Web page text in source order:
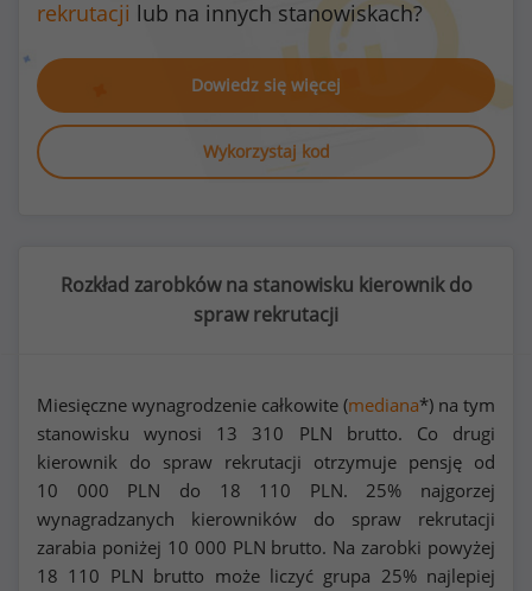
rekrutacji lub na innych stanowiskach?
Dowiedz się więcej
Wykorzystaj kod
Rozkład zarobków na stanowisku kierownik do
spraw rekrutacji
Miesięczne wynagrodzenie całkowite (mediana*) na tym
stanowisku wynosi 13 310 PLN brutto. Co drugi
kierownik do spraw rekrutacji otrzymuje pensję od
10 000 PLN do 18 110 PLN. 25% najgorzej
wynagradzanych kierowników do spraw rekrutacji
zarabia poniżej 10 000 PLN brutto. Na zarobki powyżej
18 110 PLN brutto może liczyć grupa 25% najlepiej